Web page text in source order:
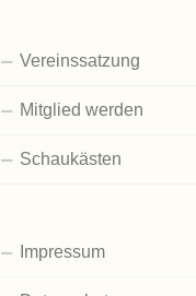
Vereinssatzung
Mitglied werden
Schaukästen
Impressum